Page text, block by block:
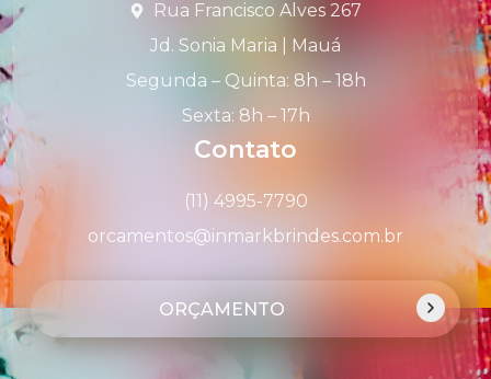
Rua Francisco Alves 267
Jd. Sonia Maria | Mauá
Segunda – Quinta: 8h – 18h
Sexta: 8h – 17h
Contato
(11) 4995-7790
orcamentos@inmarkbrindes.com.br
ORÇAMENTO